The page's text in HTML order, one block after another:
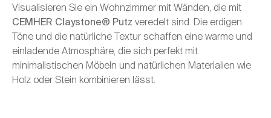
Visualisieren Sie ein Wohnzimmer mit Wänden, die mit
CEMHER Claystone® Putz veredelt sind. Die erdigen
Töne und die natürliche Textur schaffen eine warme und
einladende Atmosphäre, die sich perfekt mit
minimalistischen Möbeln und natürlichen Materialien wie
Holz oder Stein kombinieren lässt.